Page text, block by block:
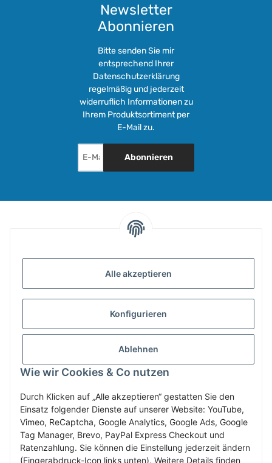
Alle akzeptieren
Konfigurieren
Ablehnen
Wie wir Cookies & Co nutzen
Durch Klicken auf „Alle akzeptieren“ gestatten Sie den
Einsatz folgender Dienste auf unserer Website: YouTube,
Vimeo, ReCaptcha, Google Analytics, Google Ads, Google
Tag Manager, Brevo, PayPal Express Checkout und
Ratenzahlung. Sie können die Einstellung jederzeit ändern
(Fingerabdruck-Icon links unten). Weitere Details finden
Newsletter
Abonnieren
Bitte senden Sie mir
entsprechend Ihrer
Datenschutzerklärung
regelmäßig und jederzeit
widerruflich Informationen zu
Ihrem Produktsortiment per
E-Mail zu.
Abonnieren
GESETZLICHE INFORMATIONEN
ZAHLUNG & VERSAND
MEIN KONTO
Vertrag widerrufen